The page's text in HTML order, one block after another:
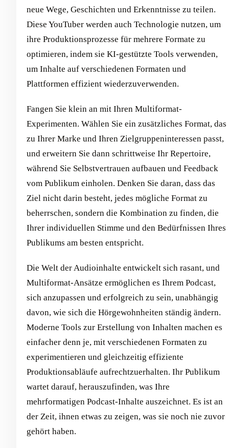
neue Wege, Geschichten und Erkenntnisse zu teilen.
Diese YouTuber werden auch Technologie nutzen, um
ihre Produktionsprozesse für mehrere Formate zu
optimieren, indem sie KI-gestützte Tools verwenden,
um Inhalte auf verschiedenen Formaten und
Plattformen effizient wiederzuverwenden.
Fangen Sie klein an mit Ihren Multiformat-
Experimenten. Wählen Sie ein zusätzliches Format, das
zu Ihrer Marke und Ihren Zielgruppeninteressen passt,
und erweitern Sie dann schrittweise Ihr Repertoire,
während Sie Selbstvertrauen aufbauen und Feedback
vom Publikum einholen. Denken Sie daran, dass das
Ziel nicht darin besteht, jedes mögliche Format zu
beherrschen, sondern die Kombination zu finden, die
Ihrer individuellen Stimme und den Bedürfnissen Ihres
Publikums am besten entspricht.
Die Welt der Audioinhalte entwickelt sich rasant, und
Multiformat-Ansätze ermöglichen es Ihrem Podcast,
sich anzupassen und erfolgreich zu sein, unabhängig
davon, wie sich die Hörgewohnheiten ständig ändern.
Moderne Tools zur Erstellung von Inhalten machen es
einfacher denn je, mit verschiedenen Formaten zu
experimentieren und gleichzeitig effiziente
Produktionsabläufe aufrechtzuerhalten. Ihr Publikum
wartet darauf, herauszufinden, was Ihre
mehrformatigen Podcast-Inhalte auszeichnet. Es ist an
der Zeit, ihnen etwas zu zeigen, was sie noch nie zuvor
gehört haben.